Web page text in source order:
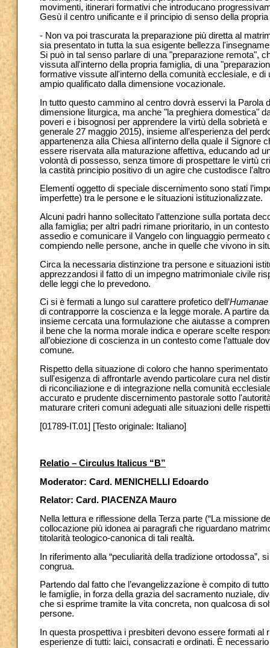
movimenti, itinerari formativi che introducano
Gesù il centro unificante e il principio di senso della
- Non va poi trascurata la preparazione più diretta al
sia presentato in tutta la sua esigente bellezza
Si può in tal senso parlare di una "preparazione remota",
vissuta all'interno della propria famiglia, di una
formative vissute all'interno della comunità ecclesiale, e
ampio qualificato dalla dimensione vocazionale.
In tutto questo cammino al centro dovrà esservi la
dimensione liturgica, ma anche "la preghiera domestica"
poveri e i bisognosi per apprendere la virtù della sobrietà
generale 27 maggio 2015), insieme all’esperienza del
appartenenza alla Chiesa all'interno della quale il Signore
essere riservata alla maturazione affettiva, educando ad
volontà di possesso, senza timore di prospettare le virtù
la castità principio positivo di un agire che custodisce
Elementi oggetto di speciale discernimento sono stati
imperfette) tra le persone e le situazioni istituzionalizzate.
Alcuni padri hanno sollecitato l’attenzione sulla portata
alla famiglia; per altri padri rimane prioritario, in un
assedio e comunicare il Vangelo con linguaggio
compiendo nelle persone, anche in quelle che vivono in
Circa la necessaria distinzione tra persone e situazioni
apprezzandosi il fatto di un impegno matrimoniale civile
delle leggi che lo prevedono.
Ci si è fermati a lungo sul carattere profetico dell’Humanae
di contrapporre la coscienza e la legge morale. A partire
insieme cercata una formulazione che aiutasse a
il bene che la norma morale indica e operare scelte
all’obiezione di coscienza in un contesto come l’attuale
comune.
Rispetto della situazione di coloro che hanno
sull'esigenza di affrontarle avendo particolare cura nel
di riconciliazione e di integrazione nella comunità
accurato e prudente discernimento pastorale sotto
maturare criteri comuni adeguati alle situazioni delle
[01789-IT.01] [Testo originale: Italiano]
Relatio – Circulus Italicus “B”
Moderator: Card. MENICHELLI Edoardo
Relator: Card. PIACENZA Mauro
Nella lettura e riflessione della Terza parte (“La missione
collocazione più idonea ai paragrafi che riguardano
titolarità teologico-canonica di tali realtà.
In riferimento alla “peculiarità della tradizione ortodossa”,
congrua.
Partendo dal fatto che l’evangelizzazione è compito di
le famiglie, in forza della grazia del sacramento nuziale,
che si esprime tramite la vita concreta, non qualcosa di
persone.
In questa prospettiva i presbiteri devono essere formati
esperienze di tutti: laici, consacrati e ordinati. È